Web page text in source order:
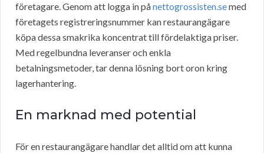
företagare. Genom att logga in pånettogrossisten.semed
företagets registreringsnummer kan restaurangägare
köpa dessa smakrika koncentrat till fördelaktiga priser.
Med regelbundna leveranser och enkla
betalningsmetoder, tar denna lösning bort oron kring
lagerhantering.
En marknad med potential
För en restaurangägare handlar det alltid om att kunna